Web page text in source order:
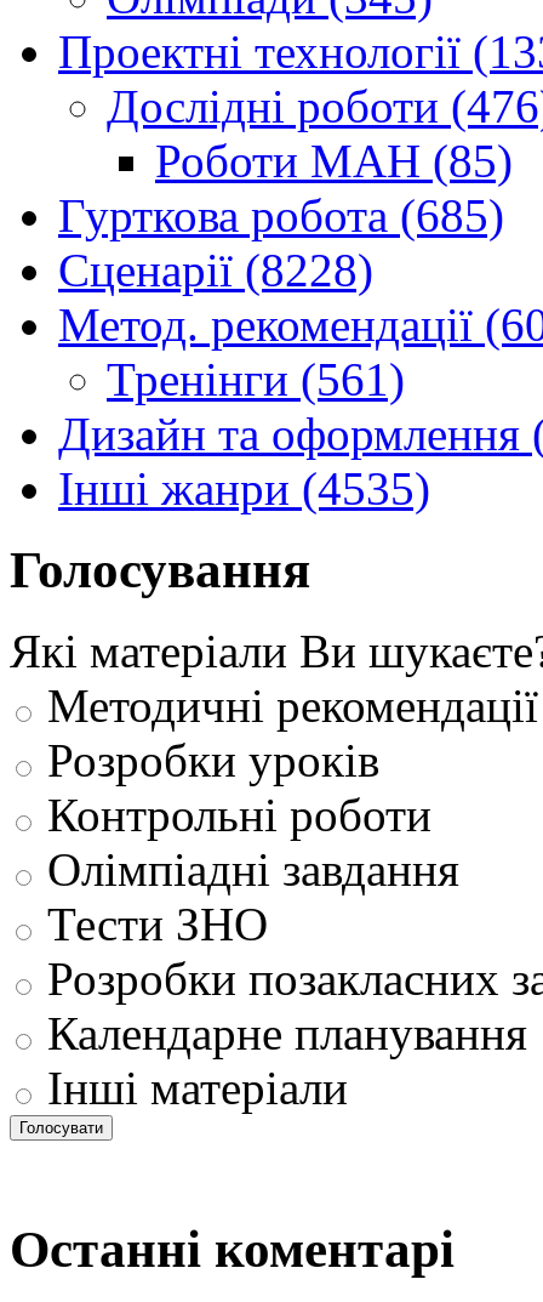
Проектні технології
Дослідні роботи
Роботи МАН (85)
Гурткова робота (685)
Сценарії (8228)
Метод. рекомендації
Тренінги (561)
Дизайн та оформлення
Інші жанри (4535)
Голосування
Які матеріали Ви
Методичні рекомендації
Розробки уроків
Контрольні роботи
Олімпіадні завдання
Тести ЗНО
Розробки позакласних
Календарне планування
Інші матеріали
Останні коментарі